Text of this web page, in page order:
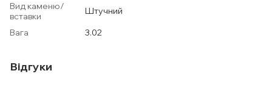
Вид каменю/
вставки
Штучний
Вага
3.02
Відгуки